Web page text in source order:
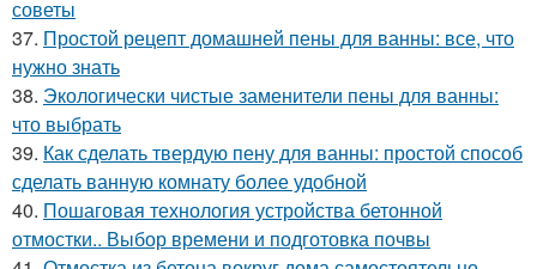
советы
37. Простой рецепт домашней пены для ванны: все, что
нужно знать
38. Экологически чистые заменители пены для ванны:
что выбрать
39. Как сделать твердую пену для ванны: простой способ
сделать ванную комнату более удобной
40. Пошаговая технология устройства бетонной
отмостки.. Выбор времени и подготовка почвы